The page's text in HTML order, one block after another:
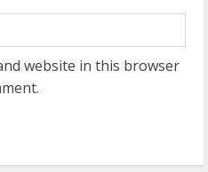
website in this browser